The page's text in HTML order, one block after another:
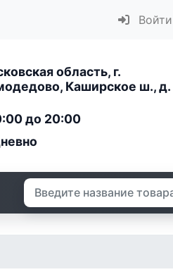
область, г.
Каширское ш., д.
до 20:00